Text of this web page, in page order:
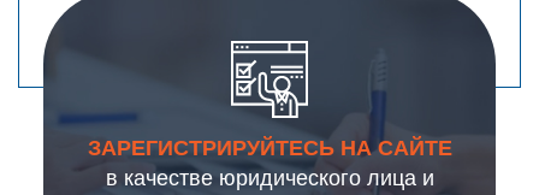
ЗАРЕГИСТРИРУЙТЕСЬ НА САЙТЕ
в качестве юридического лица и